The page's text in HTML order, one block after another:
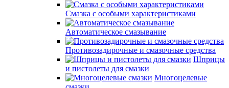
Смазка с особыми характеристиками
Автоматическое смазывание
Противозадирочные и смазочные средства
Шприцы
и пистолеты для смазки
Многоцелевые